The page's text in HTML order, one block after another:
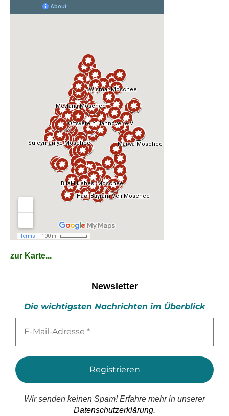
zur Karte...
Newsletter
Die wichtigsten Nachrichten im Überblick
Mail-
Wir senden keinen Spam! Erfahre mehr in unserer
Datenschutzerklärung.